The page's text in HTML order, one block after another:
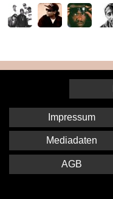
Impressum
Mediadaten
AGB